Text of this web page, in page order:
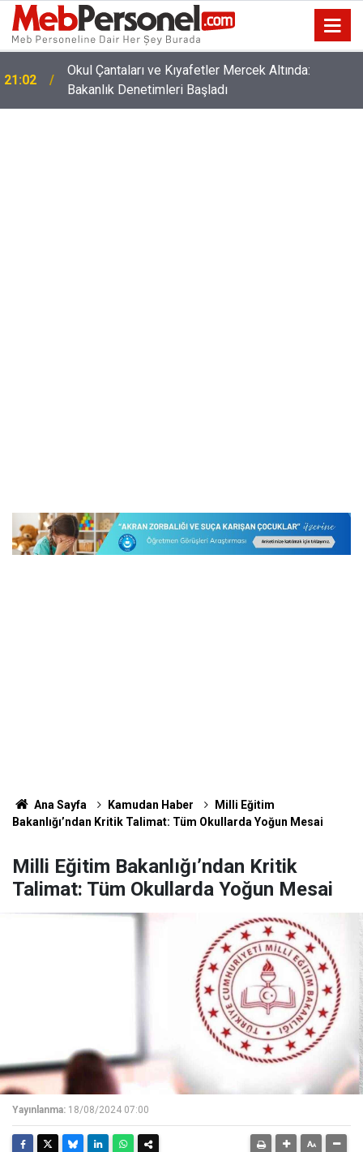
21:02
Okul Çantaları ve Kıyafetler Mercek Altında:
Bakanlık Denetimleri Başladı
Ana Sayfa Kamudan Haber
Milli Eğitim
Bakanlığı’ndan Kritik Talimat: Tüm Okullarda Yoğun Mesai
Milli Eğitim Bakanlığı’ndan Kritik
Talimat: Tüm Okullarda Yoğun Mesai
Yayınlanma: 18/08/2024 07:00